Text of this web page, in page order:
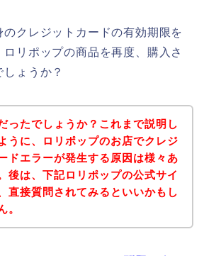
クレジットカードの有効期限を
リポップの商品を再度、購入さ
ょうか？
ったでしょうか？これまで説明し
うに、ロリポップのお店でクレジ
ドエラーが発生する原因は様々あ
後は、下記ロリポップの公式サイ
直接質問されてみるといいかもし
。